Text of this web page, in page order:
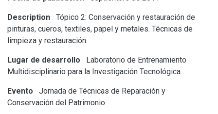
Description
Tópico 2: Conservación y restauración de
pinturas, cueros, textiles, papel y metales. Técnicas de
limpieza y restauración.
Lugar de desarrollo
Laboratorio de Entrenamiento
Multidisciplinario para la Investigación Tecnológica
Evento
Jornada de Técnicas de Reparación y
Conservación del Patrimonio